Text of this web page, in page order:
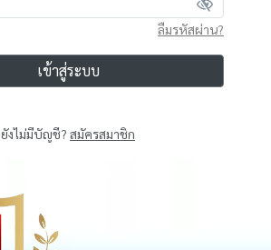
ลืมรหัสผ่าน?
เข้าสู่ระบบ
ยังไม่มีบัญชี? สมัครสมาชิก